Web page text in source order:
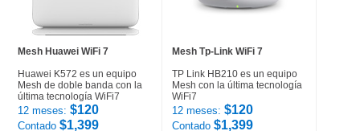
Mesh Huawei WiFi 7
Huawei K572 es un equipo
Mesh de doble banda con la
última tecnología WiFi7
12 meses: $120
Contado $1,399
Mesh Tp-Link WiFi 7
TP Link HB210 es un equipo
Mesh con la última tecnología
WiFi7
12 meses: $120
Contado $1,399